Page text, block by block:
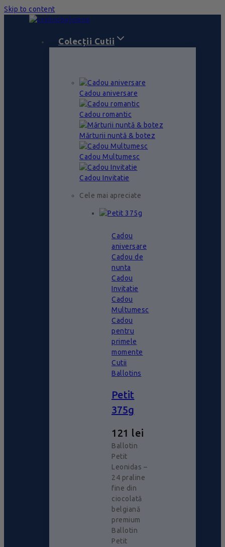
Skip to content
Colecții Cutii
Cadou aniversare
Cadou romantic
Mărturii nuntă & botez
Cadou Multumesc
Cadou Invitatie
Cele mai apreciate
Cadou
aniversare
Cadou de
nunta
Cadou
Invitatie
Cadou
Multumesc
Cadou
pentru
primele
momente
Cutii
Ballotins
Petit
375g
121 lei
Ballotin
Petit
Leonidas –
24 praline
fine din
ciocolată
belgiană
premium
Ballotin
Petit